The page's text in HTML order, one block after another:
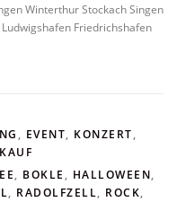
Winterthur Stockach Singen
Friedrichshafen
, EVENT, KONZERT,
, BOKLE , HALLOWEEN,
, RADOLFZELL, ROCK,